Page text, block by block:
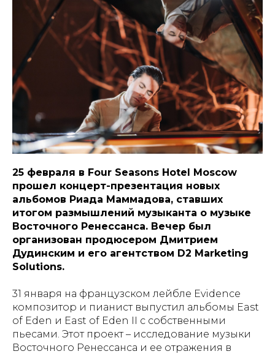
25 февраля в Four Seasons Hotel Moscow
прошел концерт-презентация новых
альбомов Риада Маммадова, ставших
итогом размышлений музыканта о музыке
Восточного Ренессанса. Вечер был
организован продюсером Дмитрием
Дудинским и его агентством D2 Marketing
Solutions.
31 января на французском лейбле Evidence
композитор и пианист выпустил альбомы East
of Eden и East of Eden II c собственными
пьесами. Этот проект – исследование музыки
Восточного Ренессанса и ее отражения в